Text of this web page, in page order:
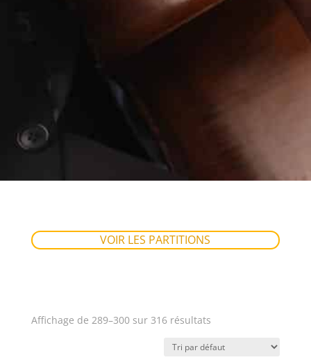
VOIR LES PARTITIONS
Affichage de 289–300 sur 316 résultats